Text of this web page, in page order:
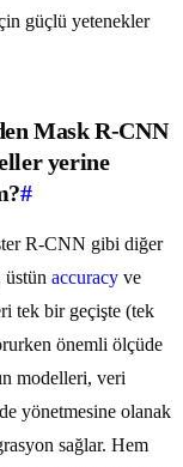
güçlü yetenekler
Mask R-CNN
yerine
#
R-CNN gibi diğer
üstün accuracy ve
tek bir geçişte (tek
önemli ölçüde
modelleri, veri
yönetmesine olanak
sağlar. Hem